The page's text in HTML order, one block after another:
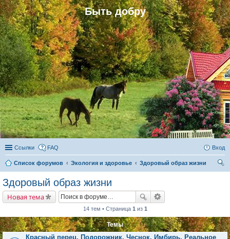
Быть добру
Ссылки FAQ Вход
Список форумов Экология и здоровье
Здоровый образ жизни
Здоровый образ жизни
Новая тема
14 тем • Страница 1 из 1
Темы
Красный перец. Подорожник. Чеснок. Имбирь. Реальное